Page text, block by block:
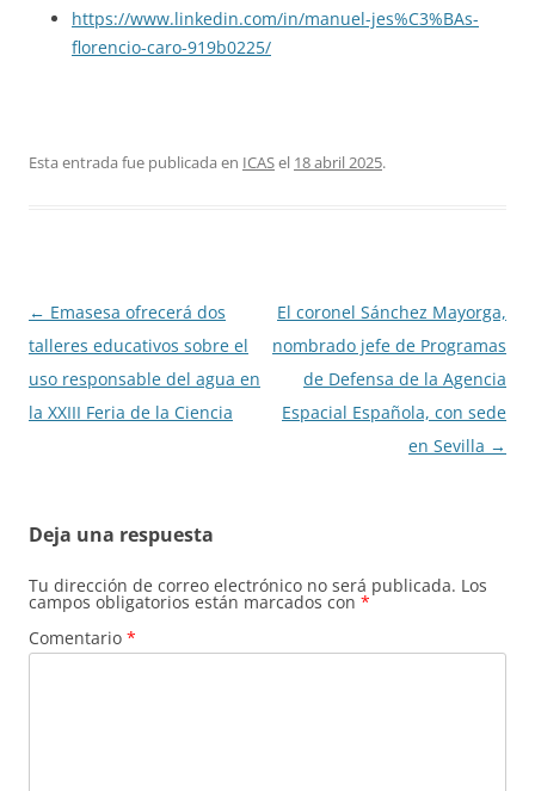
https://www.linkedin.com/in/manuel-jes%C3%BAs-
florencio-caro-919b0225/
Esta entrada fue publicada en ICASel 18 abril 2025.
Navegación
de
entradas
← Emasesa ofrecerá dos
talleres educativos sobre el
uso responsable del agua en
la XXIII Feria de la Ciencia
El coronel Sánchez Mayorga,
nombrado jefe de Programas
de Defensa de la Agencia
Espacial Española, con sede
en Sevilla →
Deja una respuesta
Tu dirección de correo electrónico no será publicada. Los
campos obligatorios están marcados con *
Comentario *